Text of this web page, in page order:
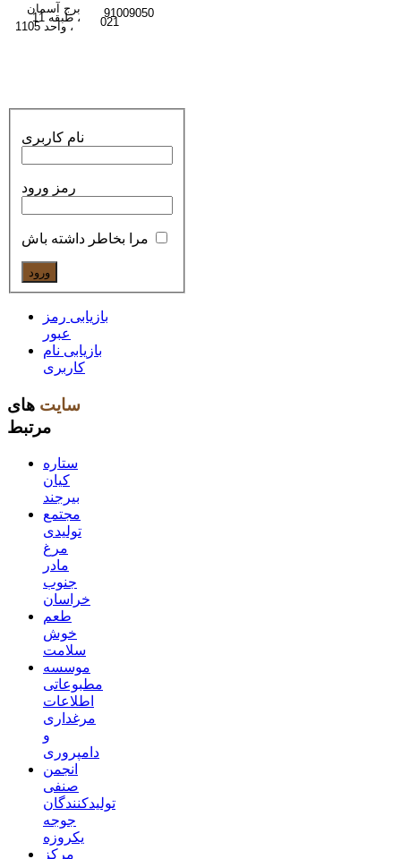
برج آسمان
، طبقه 11
، واحد 1105
91009050
021
نام کاربری
رمز ورود
مرا بخاطر داشته باش
بازیابی رمز
عبور
بازیابی نام
کاربری
سایت های
مرتبط
ستاره
کیان
بیرجند
مجتمع
تولیدی
مرغ
مادر
جنوب
خراسان
طعم
خوش
سلامت
موسسه
مطبوعاتی
اطلاعات
مرغداری
و
دامپروری
انجمن
صنفی
تولیدکنندگان
جوجه
یکروزه
مرکز